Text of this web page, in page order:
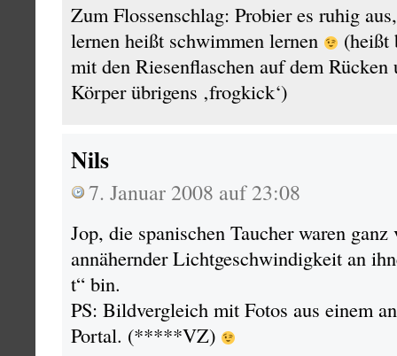
Zum Flossenschlag: Probier es ruhig
lernen heißt schwimmen lernen
(heißt
mit den Riesenflaschen auf dem
Körper übrigens ‚frogkick‘)
Nils
7. Januar 2008 auf 23:08
Jop, die spanischen Taucher waren
annähernder Lichtgeschwindigkeit an
t“ bin.
PS: Bildvergleich mit Fotos aus einem
Portal. (*****VZ)